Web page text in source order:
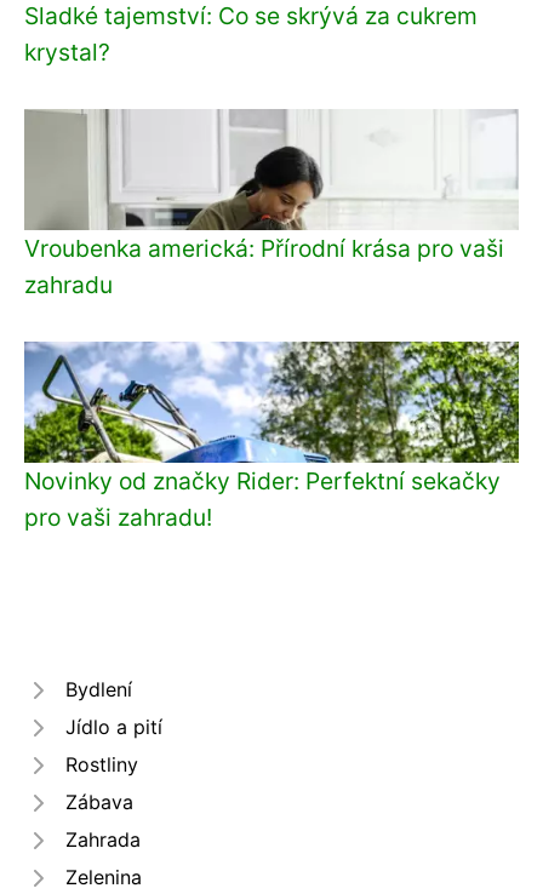
Sladké tajemství: Co se skrývá za cukrem
krystal?
Vroubenka americká: Přírodní krása pro vaši
zahradu
Novinky od značky Rider: Perfektní sekačky
pro vaši zahradu!
Bydlení
Jídlo a pití
Rostliny
Zábava
Zahrada
Zelenina